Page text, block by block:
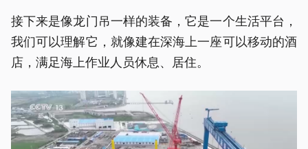
接下来是像龙门吊一样的装备，它是一个生活平台，
我们可以理解它，就像建在深海上一座可以移动的酒
店，满足海上作业人员休息、居住。